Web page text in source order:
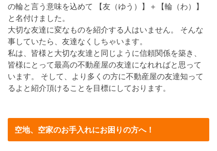
の輪と言う意味を込めて 【友（ゆう）】＋【輪（わ）】
と名付けました。
大切な友達に変なものを紹介する人はいません。 そんな
事していたら、友達なくしちゃいます。
私は、皆様と大切な友達と同じように信頼関係を築き、
皆様にとって最高の不動産屋の友達になれればと思って
います。 そして、より多くの方に不動産屋の友達知って
るよと紹介頂けることを目標にしております。
空地、空家のお手入れにお困りの方へ！